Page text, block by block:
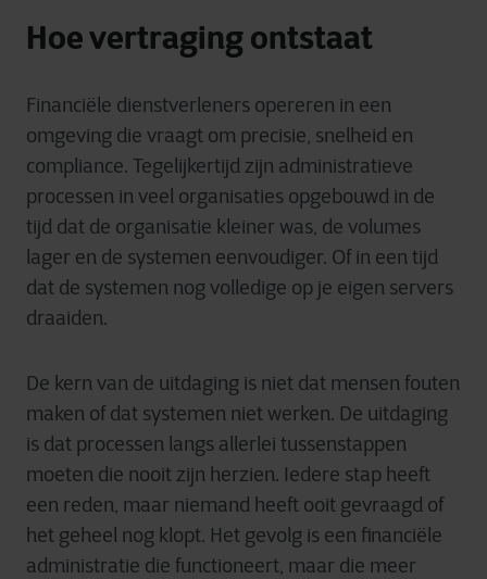
Hoe vertraging ontstaat
Financiële dienstverleners opereren in een
omgeving die vraagt om precisie, snelheid en
compliance. Tegelijkertijd zijn administratieve
processen in veel organisaties opgebouwd in de
tijd dat de organisatie kleiner was, de volumes
lager en de systemen eenvoudiger. Of in een tijd
dat de systemen nog volledige op je eigen servers
draaiden.
De kern van de uitdaging is niet dat mensen fouten
maken of dat systemen niet werken. De uitdaging
is dat processen langs allerlei tussenstappen
moeten die nooit zijn herzien. Iedere stap heeft
een reden, maar niemand heeft ooit gevraagd of
het geheel nog klopt. Het gevolg is een financiële
administratie die functioneert, maar die meer